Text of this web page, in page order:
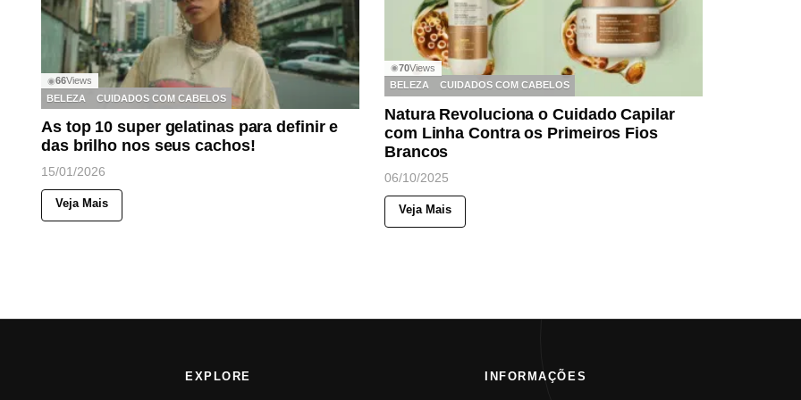
◉66Views
BELEZA
CUIDADOS COM CABELOS
As top 10 super gelatinas para definir e
das brilho nos seus cachos!
15/01/2026
Veja Mais
◉70Views
BELEZA
CUIDADOS COM CABELOS
Natura Revoluciona o Cuidado Capilar
com Linha Contra os Primeiros Fios
Brancos
06/10/2025
Veja Mais
EXPLORE INFORMAÇÕES